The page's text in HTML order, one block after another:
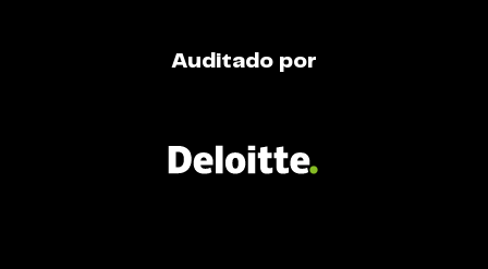
Auditado por